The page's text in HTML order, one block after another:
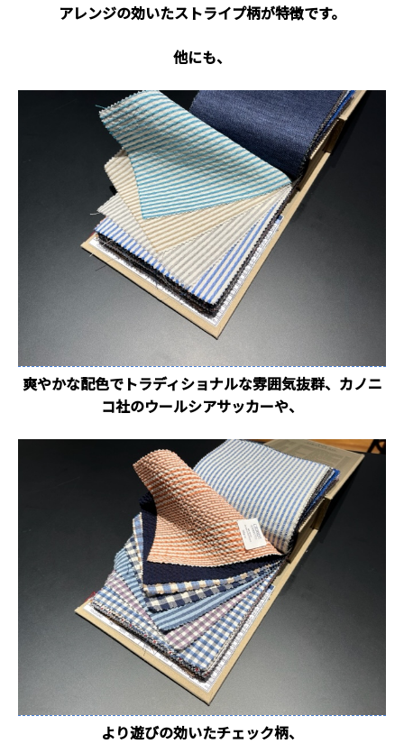
アレンジの効いたストライプ柄が特徴です。
他にも、
爽やかな配色でトラディショナルな雰囲気抜群、カノニ
コ社のウールシアサッカーや、
より遊びの効いたチェック柄、